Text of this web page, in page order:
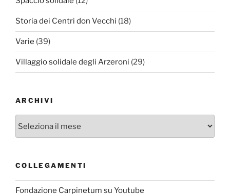
Storia dei Centri don Vecchi (18)
Varie (39)
Villaggio solidale degli Arzeroni (29)
ARCHIVI
Archivi
COLLEGAMENTI
Fondazione Carpinetum su Youtube